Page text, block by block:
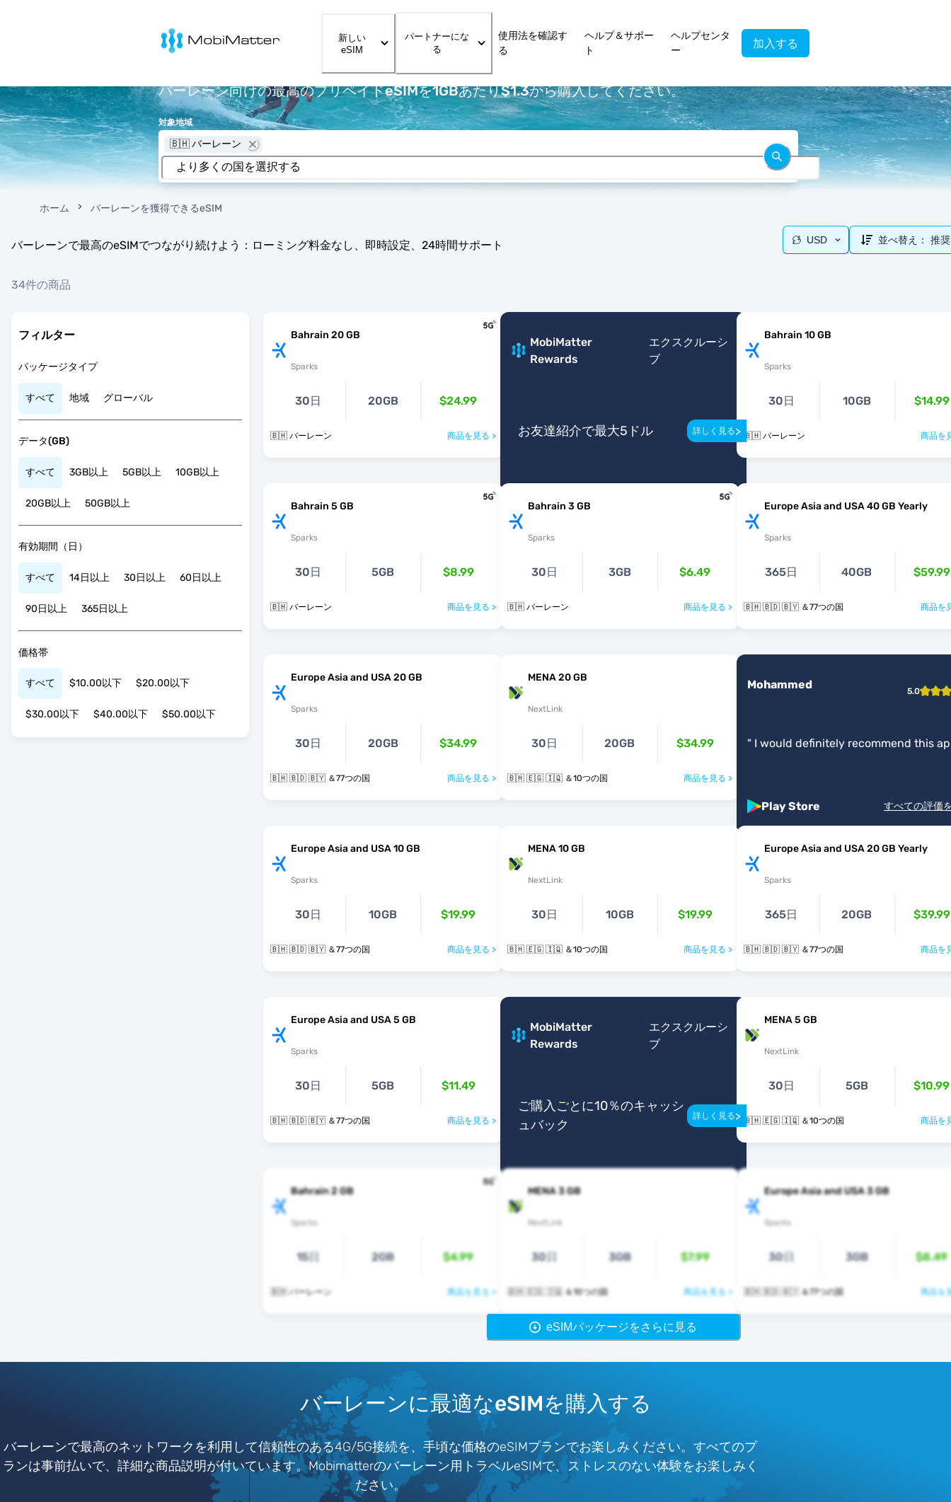
MobiMatter
新しい
eSIM
パートナーにな
る
使用法を確認す
る
ヘルプ＆サポー
ト
ヘルプセンタ
ー
加入する
バーレーン向けの最高のプリペイドeSIMを1GBあたり$1.3から購入してください。
対象地域
🇧🇭 バーレーン
ホーム バーレーンを獲得できるeSIM
バーレーンで最高のeSIMでつながり続けよう：ローミング料金なし、即時設定、24時間サポート
34件の商品
USD 並べ替え： 推奨
フィルター
パッケージタイプ
すべて 地域 グローバル
データ(GB)
すべて 3GB以上 5GB以上 10GB以上
20GB以上 50GB以上
有効期間（日）
すべて 14日以上 30日以上 60日以上
90日以上 365日以上
価格帯
すべて $10.00以下 $20.00以下
$30.00以下 $40.00以下 $50.00以下
Bahrain 20 GB
Sparks
30日 20GB $24.99
🇧🇭 バーレーン 商品を見る >
MobiMatter
Rewards
エクスクルーシ
ブ
お友達紹介で最大5ドル 詳しく見る>
Bahrain 10 GB
Sparks
30日 10GB $14.99
🇧🇭 バーレーン 商品を
Bahrain 5 GB
Sparks
30日 5GB $8.99
🇧🇭 バーレーン 商品を見る >
Bahrain 3 GB
Sparks
30日 3GB $6.49
🇧🇭 バーレーン 商品を見る >
Europe Asia and USA 40 GB Yearly
Sparks
365日 40GB $59.99
🇧🇭 🇧🇩 🇧🇾 ＆77つの国 商品を
Europe Asia and USA 20 GB
Sparks
30日 20GB $34.99
🇧🇭 🇧🇩 🇧🇾 ＆77つの国 商品を見る >
MENA 20 GB
NextLink
30日 20GB $34.99
🇧🇭 🇪🇬 🇮🇶 ＆10つの国 商品を見る >
Mohammed 5.0
" I would definitely recommend this
Play Store すべての評価
Europe Asia and USA 10 GB
Sparks
30日 10GB $19.99
🇧🇭 🇧🇩 🇧🇾 ＆77つの国 商品を見る >
MENA 10 GB
NextLink
30日 10GB $19.99
🇧🇭 🇪🇬 🇮🇶 ＆10つの国 商品を見る >
Europe Asia and USA 20 GB Yearly
Sparks
365日 20GB $39.99
🇧🇭 🇧🇩 🇧🇾 ＆77つの国 商品を
Europe Asia and USA 5 GB
Sparks
30日 5GB $11.49
🇧🇭 🇧🇩 🇧🇾 ＆77つの国 商品を見る >
MobiMatter
Rewards
エクスクルーシ
ブ
ご購入ごとに10％のキャッシ
ュバック
詳しく見る>
MENA 5 GB
NextLink
30日 5GB $10.99
🇧🇭 🇪🇬 🇮🇶 ＆10つの国 商品を
Bahrain 2 GB
Sparks
15日 2GB $4.99
🇧🇭 バーレーン 商品を見る >
MENA 3 GB
NextLink
30日 3GB $7.99
🇧🇭 🇪🇬 🇮🇶 ＆10つの国 商品を見る >
Europe Asia and USA 3 GB
Sparks
30日 3GB $8.49
🇧🇭 🇧🇩 🇧🇾 ＆77つの国 商品を
eSIMパッケージをさらに見る
バーレーンに最適なeSIMを購入する
バーレーンで最高のネットワークを利用して信頼性のある4G/5G接続を、手頃な価格のeSIMプランでお楽しみください。すべてのプ
ランは事前払いで、詳細な商品説明が付いています。Mobimatterのバーレーン用トラベルeSIMで、ストレスのない体験をお楽しみく
ださい。